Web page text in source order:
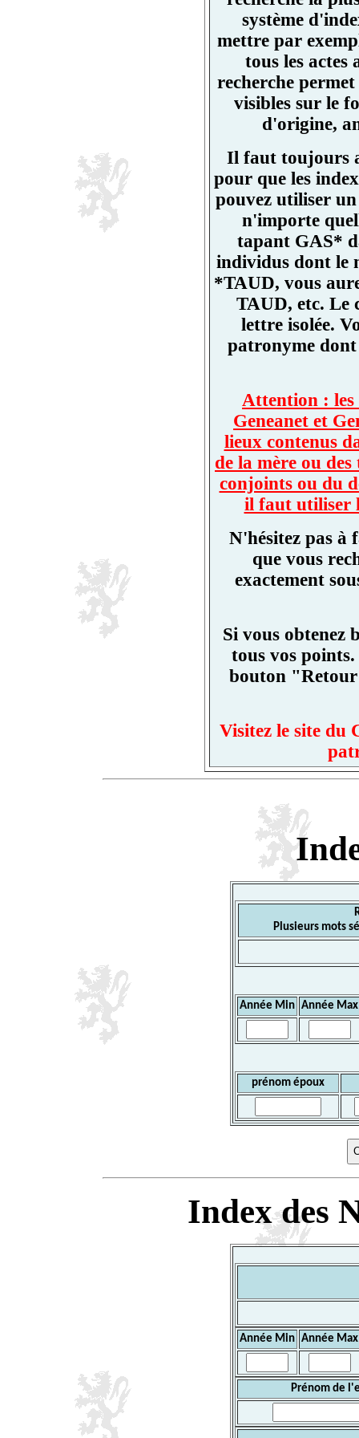
système
mettre par
tous les
recherche
visibles sur le
d'origine,
Il faut toujours
pour que les
pouvez utiliser
n'importe
tapant GAS*
individus dont le
*TAUD, vous
TAUD, etc. Le
lettre isolée.
patronyme dont
Attention : les
Geneanet et
lieux contenus
de la mère ou
conjoints ou du
il faut utiliser
N'hésitez pas à
que vous
exactement
Si vous obtenez
tous vos
bouton
Visitez le site du
Plusieurs mots
Année Min Année Max
prénom époux
Index des
Année Min Année Max
Prénom de